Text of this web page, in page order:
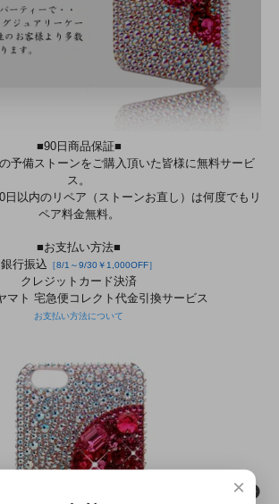
■90日商品保証■
予備ストーンをご購入頂いた皆様に無料サービ
ス。
日以内のリペア（ストーンお直し）は何度でもリ
ペア料金無料。
■お支払い方法■
銀行振込 ［8/1～9/30￥1,000OFF］
クレジットカード決済
マト 宅急便コレクト代金引換サービス
お支払い方法について
×